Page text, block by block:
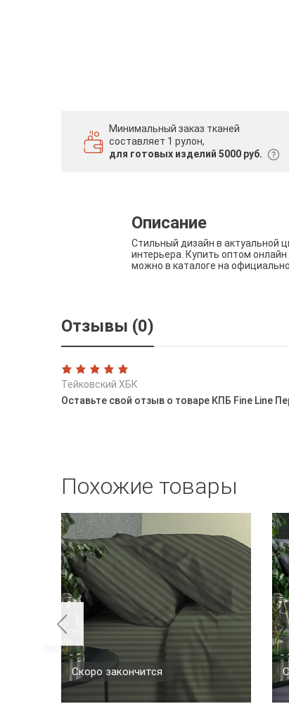
Минимальный заказ тканей
составляет 1 рулон,
для готовых изделий 5000 руб.
Описание
Стильный дизайн в актуальной
интерьера. Купить оптом
можно в каталоге на
Отзывы (0)
Тейковский ХБК
Оставьте свой отзыв о товаре КПБ Fine Line
Похожие товары
Скоро закончится